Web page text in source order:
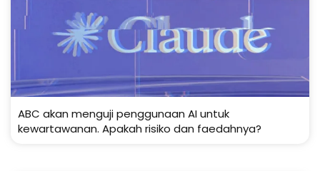
ABC akan menguji penggunaan AI untuk
kewartawanan. Apakah risiko dan faedahnya?